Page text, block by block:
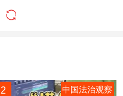
2 中国法治观察